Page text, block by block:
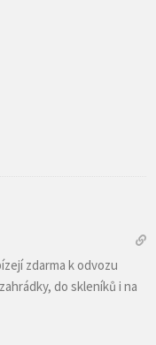
zdarma k odvozu
do skleníků i na